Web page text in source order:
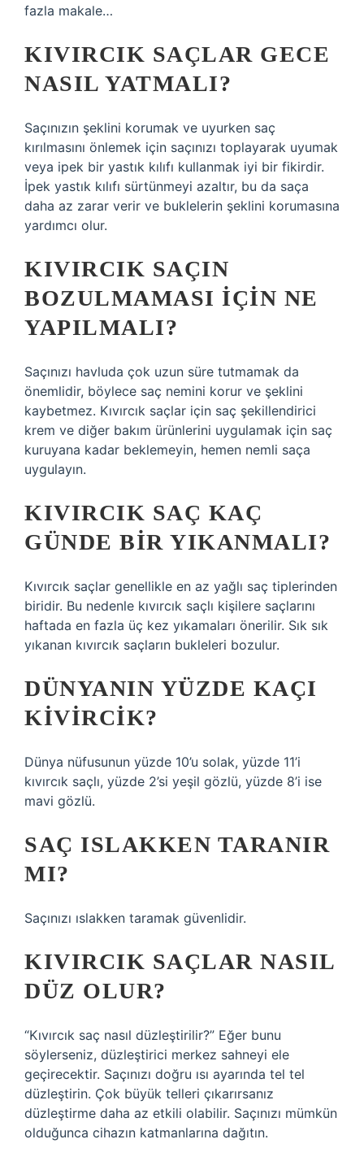
fazla makale…
KIVIRCIK SAÇLAR GECE
NASIL YATMALI?
Saçınızın şeklini korumak ve uyurken saç
kırılmasını önlemek için saçınızı toplayarak uyumak
veya ipek bir yastık kılıfı kullanmak iyi bir fikirdir.
İpek yastık kılıfı sürtünmeyi azaltır, bu da saça
daha az zarar verir ve buklelerin şeklini korumasına
yardımcı olur.
KIVIRCIK SAÇIN
BOZULMAMASI IÇIN NE
YAPILMALI?
Saçınızı havluda çok uzun süre tutmamak da
önemlidir, böylece saç nemini korur ve şeklini
kaybetmez. Kıvırcık saçlar için saç şekillendirici
krem ​​ve diğer bakım ürünlerini uygulamak için saç
kuruyana kadar beklemeyin, hemen nemli saça
uygulayın.
KIVIRCIK SAÇ KAÇ
GÜNDE BIR YIKANMALI?
Kıvırcık saçlar genellikle en az yağlı saç tiplerinden
biridir. Bu nedenle kıvırcık saçlı kişilere saçlarını
haftada en fazla üç kez yıkamaları önerilir. Sık sık
yıkanan kıvırcık saçların bukleleri bozulur.
DÜNYANIN YÜZDE KAÇI
KIVIRCIK?
Dünya nüfusunun yüzde 10’u solak, yüzde 11’i
kıvırcık saçlı, yüzde 2’si yeşil gözlü, yüzde 8’i ise
mavi gözlü.
SAÇ ISLAKKEN TARANIR
MI?
Saçınızı ıslakken taramak güvenlidir.
KIVIRCIK SAÇLAR NASIL
DÜZ OLUR?
“Kıvırcık saç nasıl düzleştirilir?” Eğer bunu
söylerseniz, düzleştirici merkez sahneyi ele
geçirecektir. Saçınızı doğru ısı ayarında tel tel
düzleştirin. Çok büyük telleri çıkarırsanız
düzleştirme daha az etkili olabilir. Saçınızı mümkün
olduğunca cihazın katmanlarına dağıtın.